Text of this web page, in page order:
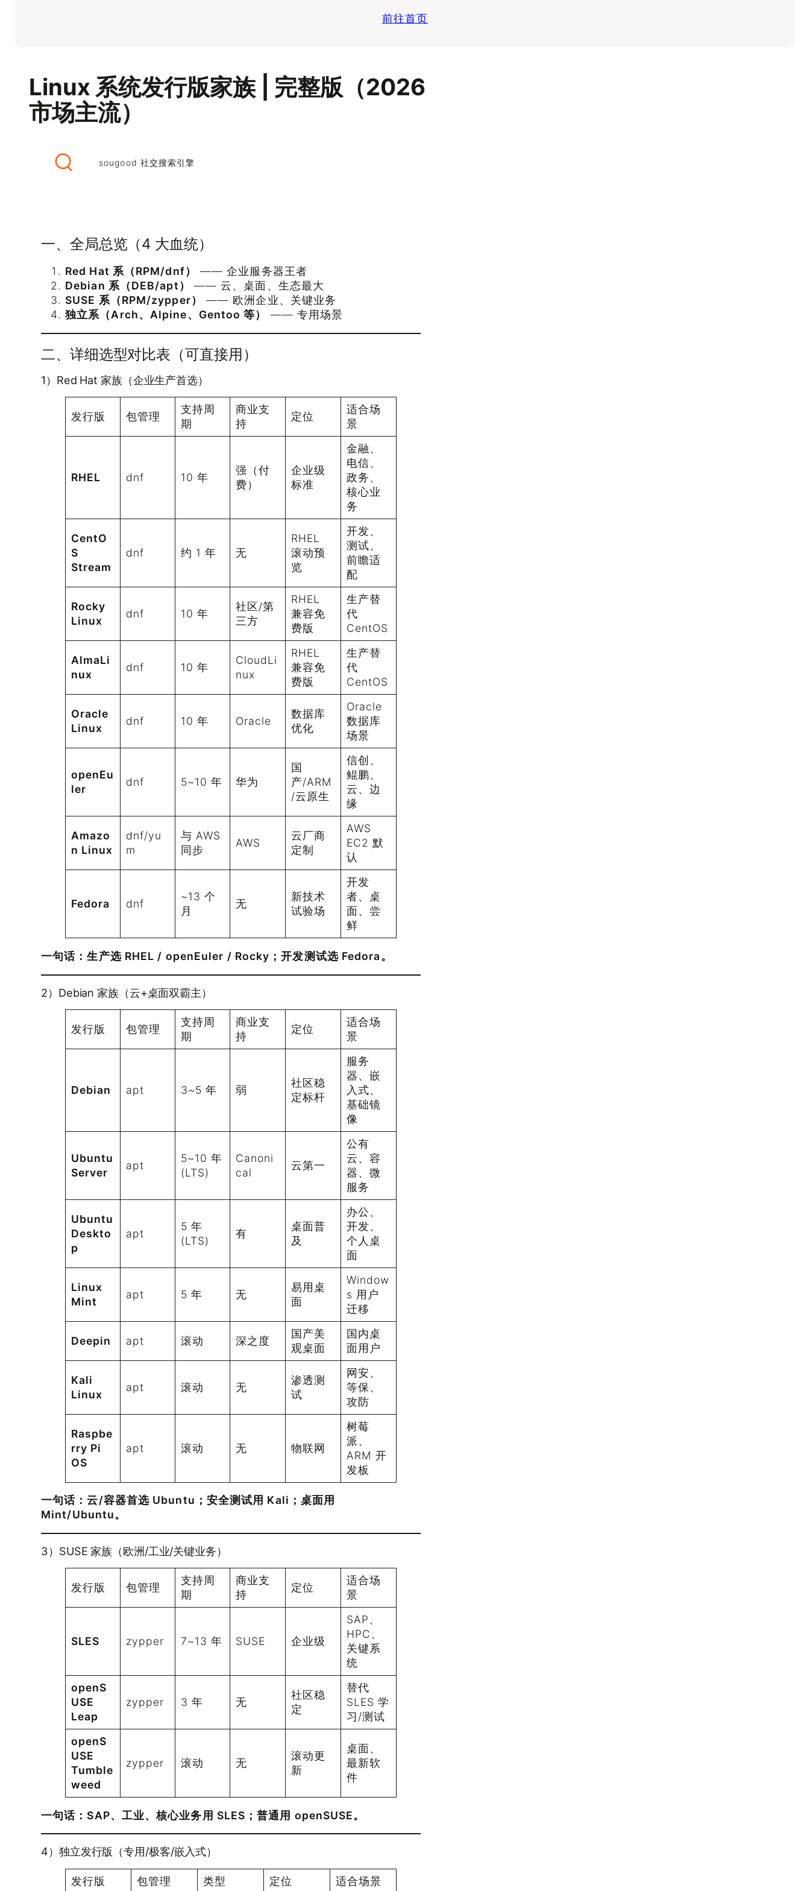
前往首页
Linux 系统发行版家族 | 完整版（2026
市场主流）
sougood 社交搜索引擎
一、全局总览（4 大血统）
Red Hat 系（RPM/dnf）
—— 企业服务器王者
Debian 系（DEB/apt）
—— 云、桌面、生态最大
SUSE 系（RPM/zypper）
—— 欧洲企业、关键业务
独立系（Arch、Alpine、Gentoo 等）
—— 专用场景
二、详细选型对比表（可直接用）
1）Red Hat 家族（企业生产首选）
发行版 包管理
支持周
期
商业支
持
定位
适合场
景
RHEL dnf 10 年
强（付
费）
企业级
标准
金融、
电信、
政务、
核心业
务
CentO
S
Stream
dnf 约 1 年 无
RHEL
滚动预
览
开发、
测试、
前瞻适
配
Rocky
Linux
dnf 10 年
社区/第
三方
RHEL
兼容免
费版
生产替
代
CentOS
AlmaLi
nux
dnf 10 年
CloudLi
nux
RHEL
兼容免
费版
生产替
代
CentOS
Oracle
Linux
dnf 10 年 Oracle
数据库
优化
Oracle
数据库
场景
openEu
ler
dnf 5~10 年 华为
国
产/ARM
/云原生
信创、
鲲鹏、
云、边
缘
Amazo
n Linux
dnf/yu
m
与 AWS
同步
AWS
云厂商
定制
AWS
EC2 默
认
Fedora dnf
~13 个
月
无
新技术
试验场
开发
者、桌
面、尝
鲜
一句话：生产选 RHEL / openEuler / Rocky；开发测试选 Fedora。
2）Debian 家族（云+桌面双霸主）
发行版 包管理
支持周
期
商业支
持
定位
适合场
景
Debian apt 3~5 年 弱
社区稳
定标杆
服务
器、嵌
入式、
基础镜
像
Ubuntu
Server
apt
5~10 年
(LTS)
Canoni
cal
云第一
公有
云、容
器、微
服务
Ubuntu
Deskto
p
apt
5 年
(LTS)
有
桌面普
及
办公、
开发、
个人桌
面
Linux
Mint
apt 5 年 无
易用桌
面
Window
s 用户
迁移
Deepin apt 滚动 深之度
国产美
观桌面
国内桌
面用户
Kali
Linux
apt 滚动 无
渗透测
试
网安、
等保、
攻防
Raspbe
rry Pi
OS
apt 滚动 无 物联网
树莓
派、
ARM 开
发板
一句话： 云/容器首选 Ubuntu；安全测试用 Kali；桌面用
Mint/Ubuntu。
3）SUSE 家族（欧洲/工业/关键业务）
发行版 包管理
支持周
期
商业支
持
定位
适合场
景
SLES zypper 7~13 年 SUSE 企业级
SAP、
HPC、
关键系
统
openS
USE
Leap
zypper 3 年 无
社区稳
定
替代
SLES 学
习/测试
openS
USE
Tumble
weed
zypper 滚动 无
滚动更
新
桌面、
最新软
件
一句话： SAP、工业、核心业务用 SLES；普通用 openSUSE。
4）独立发行版（专用/极客/嵌入式）
发行版 包管理 类型 定位 适合场景